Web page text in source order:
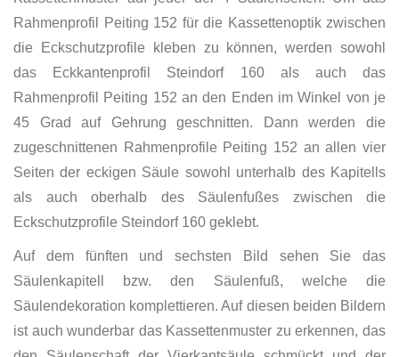
Rahmenprofil Peiting 152 für die Kassettenoptik zwischen
die Eckschutzprofile kleben zu können, werden sowohl
das Eckkantenprofil Steindorf 160 als auch das
Rahmenprofil Peiting 152 an den Enden im Winkel von je
45 Grad auf Gehrung geschnitten. Dann werden die
zugeschnittenen Rahmenprofile Peiting 152 an allen vier
Seiten der eckigen Säule sowohl unterhalb des Kapitells
als auch oberhalb des Säulenfußes zwischen die
Eckschutzprofile Steindorf 160 geklebt.
Auf dem fünften und sechsten Bild sehen Sie das
Säulenkapitell bzw. den Säulenfuß, welche die
Säulendekoration komplettieren. Auf diesen beiden Bildern
ist auch wunderbar das Kassettenmuster zu erkennen, das